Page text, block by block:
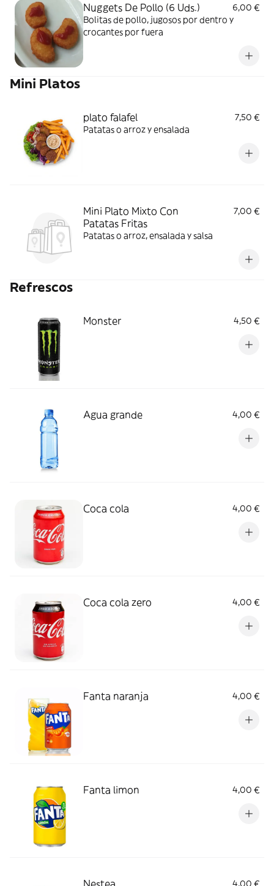
Nuggets De Pollo (6 Uds.)
6,00 €
Bolitas de pollo, jugosos por dentro y
crocantes por fuera
Mini Platos
plato falafel
7,50 €
Patatas o arroz y ensalada
Mini Plato Mixto Con
Patatas Fritas
7,00 €
Patatas o arroz, ensalada y salsa
Refrescos
Monster 4,50 €
Agua grande 4,00 €
Coca cola 4,00 €
Coca cola zero 4,00 €
Fanta naranja 4,00 €
Fanta limon 4,00 €
Nestea 4,00 €